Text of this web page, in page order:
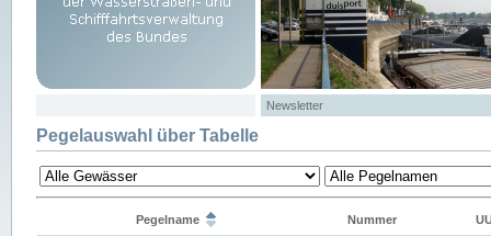
Newsletter
Pegelauswahl über Tabelle
Pegelname Nummer